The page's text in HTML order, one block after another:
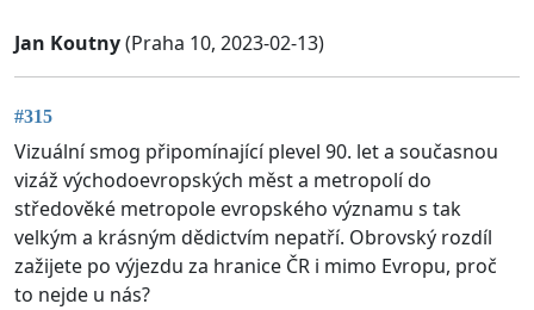
Jan Koutny(Praha 10, 2023-02-13)
#315
Vizuální smog připomínající plevel 90. let a současnou
vizáž východoevropských měst a metropolí do
středověké metropole evropského významu s tak
velkým a krásným dědictvím nepatří. Obrovský rozdíl
zažijete po výjezdu za hranice ČR i mimo Evropu, proč
to nejde u nás?